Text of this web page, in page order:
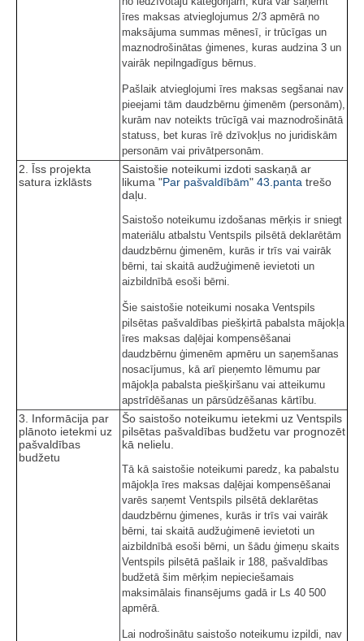
īres maksas atvieglojumus 2/3 apmērā no
maksājuma summas mēnesī, ir trūcīgas un
maznodrošinātas ģimenes, kuras audzina 3 un
vairāk nepilngadīgus bērnus.
Pašlaik atvieglojumi īres maksas segšanai nav
pieejami tām daudzbērnu ģimenēm (personām),
kurām nav noteikts trūcīgā vai maznodrošinātā
statuss, bet kuras īrē dzīvokļus no juridiskām
personām vai privātpersonām.
2. Īss projekta
satura izklāsts
Saistošie noteikumi izdoti saskaņā ar
likuma "Par pašvaldībām" 43.panta trešo
daļu.
Saistošo noteikumu izdošanas mērķis ir sniegt
materiālu atbalstu Ventspils pilsētā deklarētām
daudzbērnu ģimenēm, kurās ir trīs vai vairāk
bērni, tai skaitā audžuģimenē ievietoti un
aizbildnībā esoši bērni.
Šie saistošie noteikumi nosaka Ventspils
pilsētas pašvaldības piešķirtā pabalsta mājokļa
īres maksas daļējai kompensēšanai
daudzbērnu ģimenēm apmēru un saņemšanas
nosacījumus, kā arī pieņemto lēmumu par
mājokļa pabalsta piešķiršanu vai atteikumu
apstrīdēšanas un pārsūdzēšanas kārtību.
3. Informācija par
plānoto ietekmi uz
pašvaldības
budžetu
Šo saistošo noteikumu ietekmi uz Ventspils
pilsētas pašvaldības budžetu var prognozēt
kā nelielu.
Tā kā saistošie noteikumi paredz, ka pabalstu
mājokļa īres maksas daļējai kompensēšanai
varēs saņemt Ventspils pilsētā deklarētas
daudzbērnu ģimenes, kurās ir trīs vai vairāk
bērni, tai skaitā audžuģimenē ievietoti un
aizbildnībā esoši bērni, un šādu ģimeņu skaits
Ventspils pilsētā pašlaik ir 188, pašvaldības
budžetā šim mērķim nepieciešamais
maksimālais finansējums gadā ir Ls 40 500
apmērā.
Lai nodrošinātu saistošo noteikumu izpildi, nav